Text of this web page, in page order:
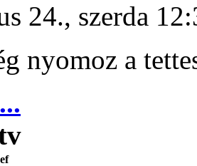
24., szerda
nyomoz a